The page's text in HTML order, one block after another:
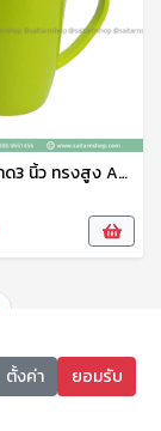
แก้วน้ำมีหู ขนาด3 นิ้ว ทรงสูง ABS AC2352-3
ตั้งค่า ยอมรับ